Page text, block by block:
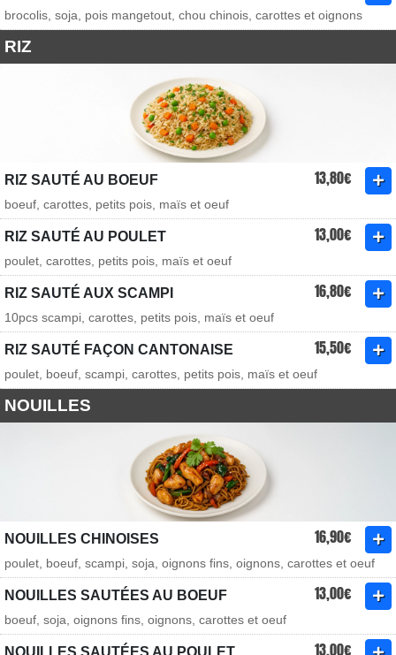
brocolis, soja, pois mangetout, chou chinois, carottes et oignons
RIZ
RIZ SAUTÉ AU BOEUF 13,80€
boeuf, carottes, petits pois, maïs et oeuf
RIZ SAUTÉ AU POULET 13,00€
poulet, carottes, petits pois, maïs et oeuf
RIZ SAUTÉ AUX SCAMPI 16,80€
10pcs scampi, carottes, petits pois, maïs et oeuf
RIZ SAUTÉ FAÇON CANTONAISE 15,50€
poulet, boeuf, scampi, carottes, petits pois, maïs et oeuf
NOUILLES
NOUILLES CHINOISES 16,90€
poulet, boeuf, scampi, soja, oignons fins, oignons, carottes et oeuf
NOUILLES SAUTÉES AU BOEUF 13,00€
boeuf, soja, oignons fins, oignons, carottes et oeuf
NOUILLES SAUTÉES AU POULET 13,00€